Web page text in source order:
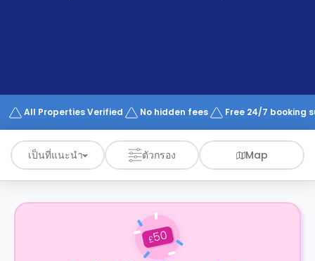
Works
All Properties Verified No hidden fees Free 24/7 booking
เป็นที่แนะนำ ตัวกรอง Map
£50